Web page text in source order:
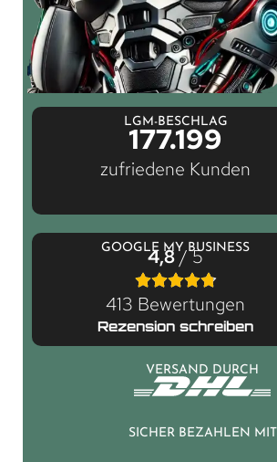
LGM-BESCHLAG
177.199
zufriedene Kunden
GOOGLE MY BUSINESS
4,8/ 5
413 Bewertungen
Rezension schreiben
VERSAND DURCH
SICHER BEZAHLEN MIT